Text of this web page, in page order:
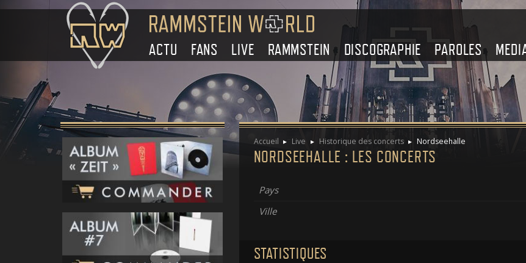
ACTU FANS LIVE RAMMSTEIN DISCOGRAPHIE PAROLES
Accueil Live Historique des concerts Nordseehalle
NORDSEEHALLE : LES CONCERTS
Pays
Ville
STATISTIQUES